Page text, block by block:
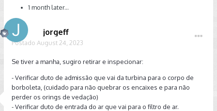
1 month later...
jorgeff
Postado August 24, 2023
Se tiver a manha, sugiro retirar e inspecionar:
- Verificar duto de admissão que vai da turbina para o corpo de
borboleta, (cuidado para não quebrar os encaixes e para não
perder os orings de vedação)
- Verificar duto de entrada do ar que vai para o filtro de ar.